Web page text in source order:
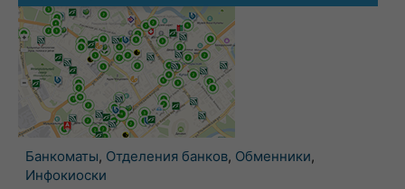
Банкоматы, Отделения банков, Обменники,
Инфокиоски